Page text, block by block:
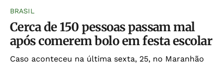
BRASIL
Cerca de 150 pessoas passam mal
após comerem bolo em festa escolar
Caso aconteceu na última sexta, 25, no Maranhão